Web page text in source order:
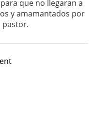
que no llegaran a
y amamantados por
pastor.